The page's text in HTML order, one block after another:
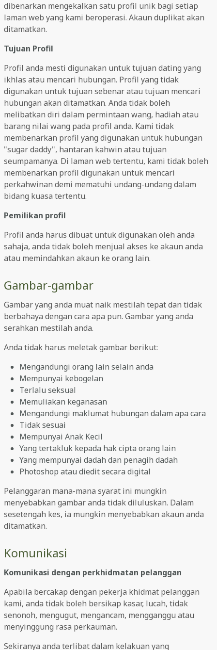
dibenarkan mengekalkan satu profil unik bagi setiap
laman web yang kami beroperasi. Akaun duplikat akan
ditamatkan.
Tujuan Profil
Profil anda mesti digunakan untuk tujuan dating yang
ikhlas atau mencari hubungan. Profil yang tidak
digunakan untuk tujuan sebenar atau tujuan mencari
hubungan akan ditamatkan. Anda tidak boleh
melibatkan diri dalam permintaan wang, hadiah atau
barang nilai wang pada profil anda. Kami tidak
membenarkan profil yang digunakan untuk hubungan
"sugar daddy", hantaran kahwin atau tujuan
seumpamanya. Di laman web tertentu, kami tidak boleh
membenarkan profil digunakan untuk mencari
perkahwinan demi mematuhi undang-undang dalam
bidang kuasa tertentu.
Pemilikan profil
Profil anda harus dibuat untuk digunakan oleh anda
sahaja, anda tidak boleh menjual akses ke akaun anda
atau memindahkan akaun ke orang lain.
Gambar-gambar
Gambar yang anda muat naik mestilah tepat dan tidak
berbahaya dengan cara apa pun. Gambar yang anda
serahkan mestilah anda.
Anda tidak harus meletak gambar berikut:
Mengandungi orang lain selain anda
Mempunyai kebogelan
Terlalu seksual
Memuliakan keganasan
Mengandungi maklumat hubungan dalam apa cara
Tidak sesuai
Mempunyai Anak Kecil
Yang tertakluk kepada hak cipta orang lain
Yang mempunyai dadah dan penagih dadah
Photoshop atau diedit secara digital
Pelanggaran mana-mana syarat ini mungkin
menyebabkan gambar anda tidak diluluskan. Dalam
sesetengah kes, ia mungkin menyebabkan akaun anda
ditamatkan.
Komunikasi
Komunikasi dengan perkhidmatan pelanggan
Apabila bercakap dengan pekerja khidmat pelanggan
kami, anda tidak boleh bersikap kasar, lucah, tidak
senonoh, mengugut, mengancam, mengganggu atau
menyinggung rasa perkauman.
Sekiranya anda terlibat dalam kelakuan yang